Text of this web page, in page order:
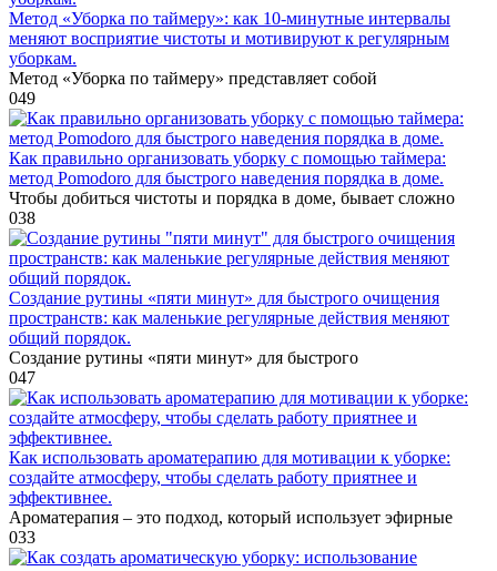
Метод «Уборка по таймеру»: как 10-минутные интервалы
меняют восприятие чистоты и мотивируют к регулярным
уборкам.
Метод «Уборка по таймеру» представляет собой
049
Как правильно организовать уборку с помощью таймера:
метод Pomodoro для быстрого наведения порядка в доме.
Чтобы добиться чистоты и порядка в доме, бывает сложно
038
Создание рутины «пяти минут» для быстрого очищения
пространств: как маленькие регулярные действия меняют
общий порядок.
Создание рутины «пяти минут» для быстрого
047
Как использовать ароматерапию для мотивации к уборке:
создайте атмосферу, чтобы сделать работу приятнее и
эффективнее.
Ароматерапия – это подход, который использует эфирные
033